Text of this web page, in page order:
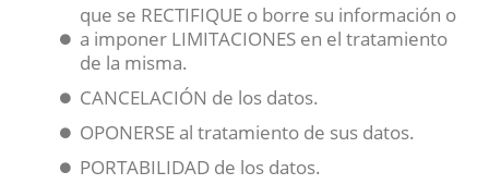
que se RECTIFIQUE o borre su información o
a imponer LIMITACIONES en el tratamiento
de la misma.
CANCELACIÓN de los datos.
OPONERSE al tratamiento de sus datos.
PORTABILIDAD de los datos.